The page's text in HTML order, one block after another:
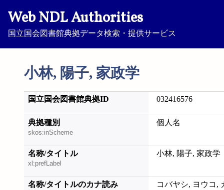
Web NDL Authorities
国立国会図書館典拠データ検索・提供サービス
小林, 陽子, 家政学
国立国会図書館典拠ID 032416576
典拠種別
skos:inScheme
個人名
名称/タイトル
xl:prefLabel
小林, 陽子, 家政学
名称/タイトルのカナ読み コバヤシ, ヨウコ,